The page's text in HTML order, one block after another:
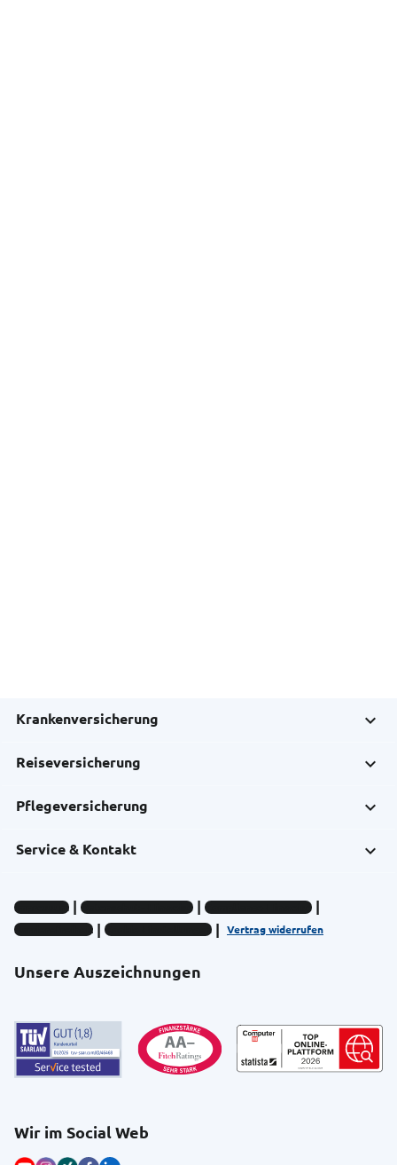
Krankenversicherung
Reiseversicherung
Pflegeversicherung
Service & Kontakt
Unsere Auszeichnungen
Impressum Datenschutz-Hinweise
Compliance-Hinweise
Barrierefreiheit
Cookie-Einstellungen Vertrag widerrufen
Wir im Social Web